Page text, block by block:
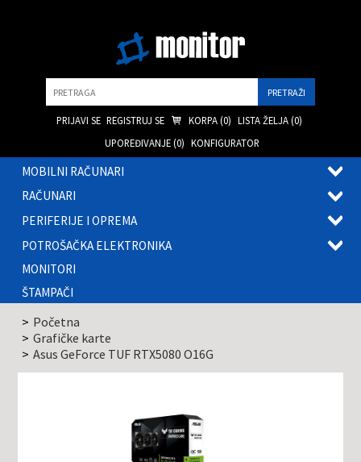
PRIJAVI SE REGISTRUJ SE KORPA (0) LISTA ŽELJA (0)
UPOREĐIVANJE (0) KONFIGURATOR
MOBILNI RAČUNARI
RAČUNARI
PERIFERIJE I OPREMA
POTROŠAČKA ELEKTRONIKA
MONITORI
ŠTAMPAČI
Početna
Grafičke karte
Asus GeForce TUF RTX5080 O16G